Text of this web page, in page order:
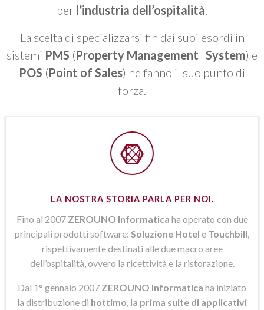
per l’industria dell’ospitalità
La scelta di specializzarsi fin dai suoi esordi in
sistemi PMS (Property Management System) e
POS (Point of Sales) ne fanno il suo punto di
forza.
LA NOSTRA STORIA PARLA PER NOI.
Fino al 2007 ZEROUNO Informatica ha operato con due
principali prodotti software: Soluzione Hotel e Touchbill
rispettivamente destinati alle due macro aree
dell’ospitalità, ovvero la ricettività e la ristorazione.
Dal 1° gennaio 2007 ZEROUNO Informatica ha iniziato
la distribuzione di hottimo la prima suite di applicativi